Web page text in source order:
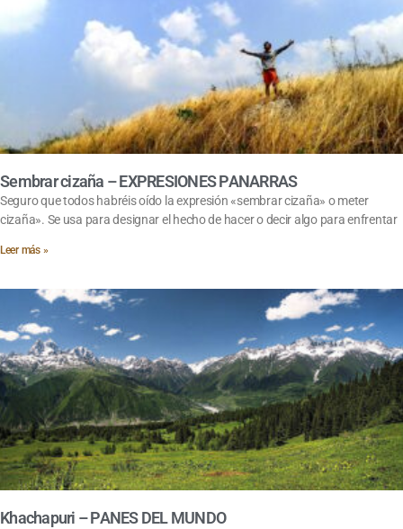
Sembrar cizaña – EXPRESIONES PANARRAS
Seguro que todos habréis oído la expresión «sembrar cizaña» o meter
cizaña». Se usa para designar el hecho de hacer o decir algo para enfrentar
Leer más »
Khachapuri – PANES DEL MUNDO